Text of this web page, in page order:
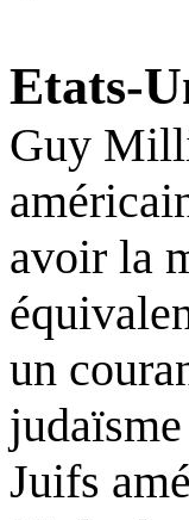
Etats-
Guy
avoir la
un
Juifs